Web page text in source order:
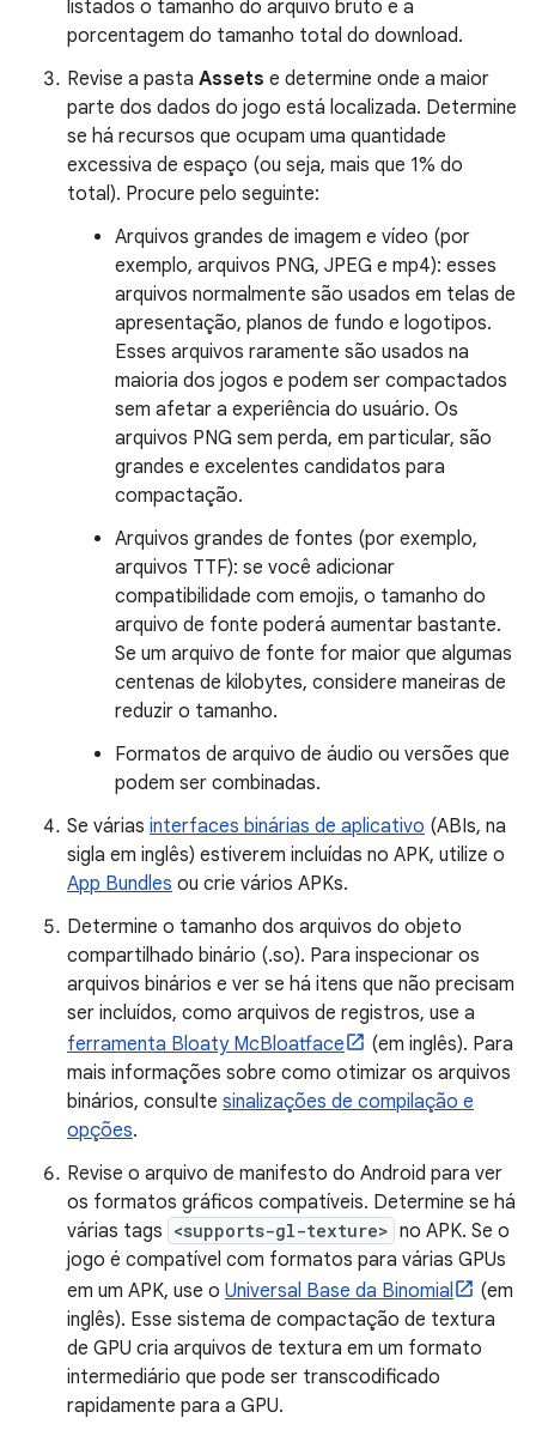
listados o tamanho do arquivo bruto e a
porcentagem do tamanho total do download.
Revise a pasta Assets e determine onde a maior
parte dos dados do jogo está localizada. Determine
se há recursos que ocupam uma quantidade
excessiva de espaço (ou seja, mais que 1% do
total). Procure pelo seguinte:
Arquivos grandes de imagem e vídeo (por
exemplo, arquivos PNG, JPEG e mp4): esses
arquivos normalmente são usados em telas de
apresentação, planos de fundo e logotipos.
Esses arquivos raramente são usados na
maioria dos jogos e podem ser compactados
sem afetar a experiência do usuário. Os
arquivos PNG sem perda, em particular, são
grandes e excelentes candidatos para
compactação.
Arquivos grandes de fontes (por exemplo,
arquivos TTF): se você adicionar
compatibilidade com emojis, o tamanho do
arquivo de fonte poderá aumentar bastante.
Se um arquivo de fonte for maior que algumas
centenas de kilobytes, considere maneiras de
reduzir o tamanho.
Formatos de arquivo de áudio ou versões que
podem ser combinadas.
Se várias interfaces binárias de aplicativo (ABIs, na
sigla em inglês) estiverem incluídas no APK, utilize o
App Bundles ou crie vários APKs.
Determine o tamanho dos arquivos do objeto
compartilhado binário (.so). Para inspecionar os
arquivos binários e ver se há itens que não precisam
ser incluídos, como arquivos de registros, use a
ferramenta Bloaty McBloatface
(em inglês). Para
mais informações sobre como otimizar os arquivos
binários, consulte sinalizações de compilação e
opções.
Revise o arquivo de manifesto do Android para ver
os formatos gráficos compatíveis. Determine se há
várias tags <supports-gl-texture> no APK. Se o
jogo é compatível com formatos para várias GPUs
em um APK, use o Universal Base da Binomial
(em
inglês). Esse sistema de compactação de textura
de GPU cria arquivos de textura em um formato
intermediário que pode ser transcodificado
rapidamente para a GPU.